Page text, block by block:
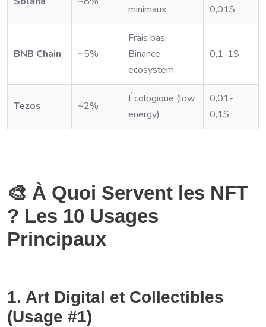
minimaux
0,01$
BNB Chain ~5%
Frais bas,
Binance
ecosystem
0,1-1$
Tezos ~2%
Écologique (low
energy)
0,01-
0,1$
🎨 À Quoi Servent les NFT
? Les 10 Usages
Principaux
1. Art Digital et Collectibles
(Usage #1)